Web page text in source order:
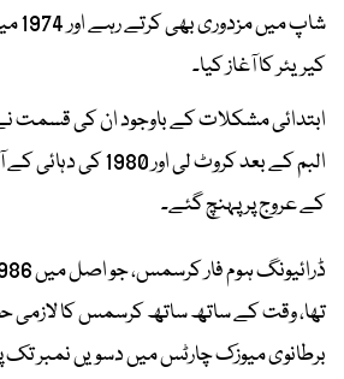
شاپ
کیریئر کا آغاز کیا۔
البم کے بعد کروٹ لی
کے عروج پر پہنچ گئے۔
برطانوی میوزک چارٹس میں دسویں نمبر تک